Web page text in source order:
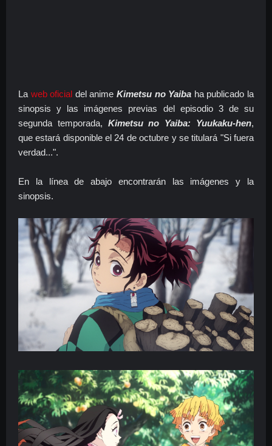
La web oficial del animeKimetsu no Yaiba ha publicado la
sinopsis y las imágenes previas del episodio 3 de su
segunda temporada, Kimetsu no Yaiba: Yuukaku-hen,
que estará disponible el 24 de octubre y se titulará "Si fuera
verdad...".
En la línea de abajo encontrarán las imágenes y la
sinopsis.